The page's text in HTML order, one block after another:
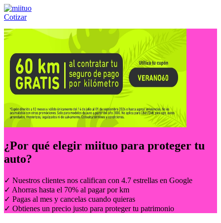
Cotizar
Llámanos al:(55) 84-21-05-00 ó
¿Por qué elegir miituo para proteger tu
auto?
✓ Nuestros clientes nos califican con 4.7 estrellas en Google
✓ Ahorras hasta el 70% al pagar por km
✓ Pagas al mes y cancelas cuando quieras
✓ Obtienes un precio justo para proteger tu patrimonio